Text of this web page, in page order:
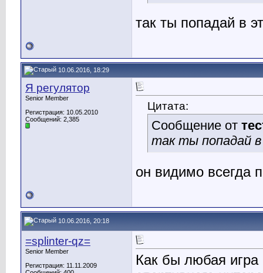
так ты попадай в
10.06.2016, 18:29
Я регулятор
Senior Member
Регистрация: 10.05.2010
Сообщений: 2,385
Цитата:
Сообщение от
так ты попадай
он видимо всегда
10.06.2016, 20:18
=splinter-qz=
Senior Member
Регистрация: 11.11.2009
Как бы любая игра